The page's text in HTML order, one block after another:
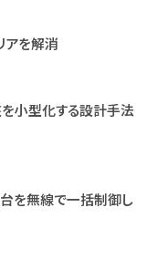
アを解消
小型化する設計手法
を無線で一括制御し